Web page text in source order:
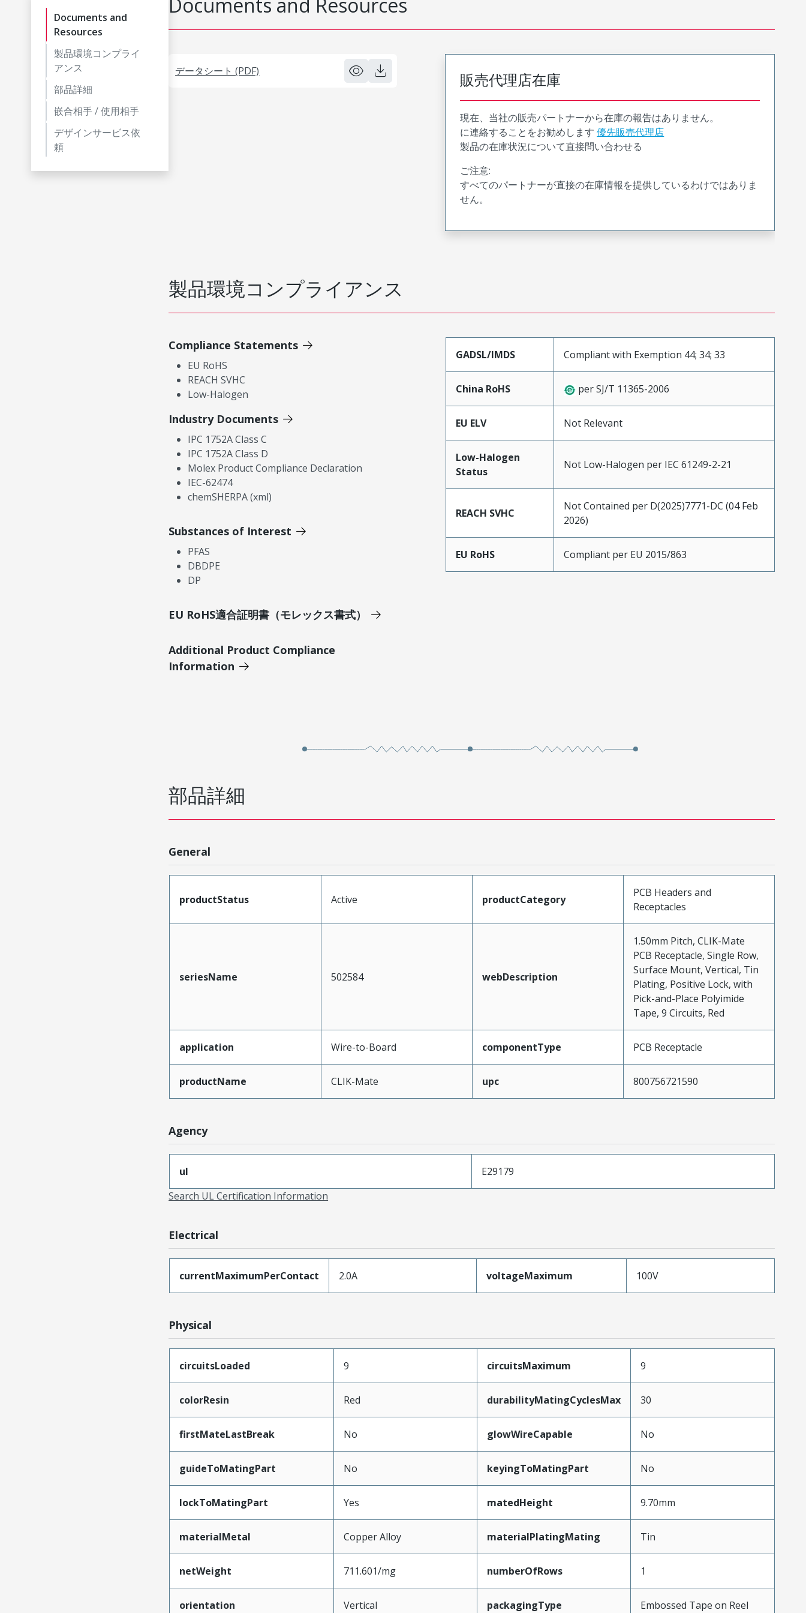
Documents and
Resources
製品環境コンプライ
アンス
部品詳細
嵌合相手 / 使用相手
デザインサービス依
頼
Documents and Resources
データシート (PDF) 販売代理店在庫
現在、当社の販売パートナーから在庫の報告はありません。
に連絡することをお勧めします 優先販売代理店
製品の在庫状況について直接問い合わせる
ご注意:
すべてのパートナーが直接の在庫情報を提供しているわけではありま
せん。
製品環境コンプライアンス
Compliance Statements
EU RoHS
REACH SVHC
Low-Halogen
Industry Documents
IPC 1752A Class C
IPC 1752A Class D
Molex Product Compliance Declaration
IEC-62474
chemSHERPA (xml)
Substances of Interest
PFAS
DBDPE
DP
EU RoHS適合証明書（モレックス書式）
Additional Product Compliance
Information
GADSL/IMDS Compliant with Exemption 44; 34; 33
China RoHS per SJ/T 11365-2006
EU ELV Not Relevant
Low-Halogen
Status
Not Low-Halogen per IEC 61249-2-21
REACH SVHC
Not Contained per D(2025)7771-DC (04 Feb
2026)
EU RoHS Compliant per EU 2015/863
部品詳細
General
productStatus Active productCategory
PCB Headers and
Receptacles
seriesName 502584 webDescription
1.50mm Pitch, CLIK-Mate
PCB Receptacle, Single Row,
Surface Mount, Vertical, Tin
Plating, Positive Lock, with
Pick-and-Place Polyimide
Tape, 9 Circuits, Red
application Wire-to-Board componentType PCB Receptacle
productName CLIK-Mate upc 800756721590
Agency
ul
E29179
Search UL Certification Information
Electrical
currentMaximumPerContact 2.0A voltageMaximum 100V
Physical
circuitsLoaded 9 circuitsMaximum 9
colorResin Red durabilityMatingCyclesMax 30
firstMateLastBreak No glowWireCapable No
guideToMatingPart No keyingToMatingPart No
lockToMatingPart Yes matedHeight 9.70mm
materialMetal Copper Alloy materialPlatingMating Tin
netWeight 711.601/mg numberOfRows 1
orientation Vertical packagingType Embossed Tape on Reel